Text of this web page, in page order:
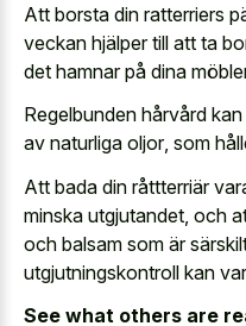
Att borsta din ratterriers
veckan hjälper till att ta
det hamnar på dina
Regelbunden hårvård
av naturliga oljor, som
Att bada din råttterriär
minska utgjutandet, och
och balsam som är
utgjutningskontroll kan
See what others are